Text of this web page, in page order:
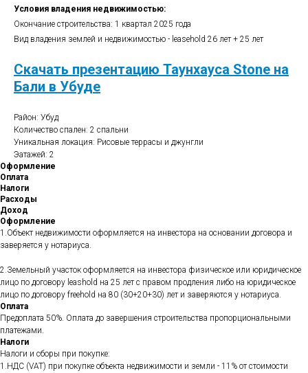
Условия владения недвижимостью:
Окончание строительства: 1 квартал 2025 года
Вид владения землей и недвижимостью - leasehold 26 лет + 25 лет
Скачать презентацию Таунхауса Stone на
Бали в Убуде
Район: Убуд
Количество спален: 2 спальни
Уникальная локация: Рисовые террасы и джунгли
Эатажей: 2
Оформление
Оплата
Налоги
Расходы
Доход
Оформление
1.Объект недвижимости оформляется на инвестора на основании договора и
заверяется у нотариуса.
2.Земельный участок оформляется на инвестора физическое или юридическое
лицо по договору leashold на 25 лет с правом продления либо на юридическое
лицо по договору freehold на 80 (30+20+30) лет и заверяются у нотариуса.
Оплата
Предоплата 50%. Оплата до завершения строительства пропорциональными
платежами.
Налоги
Налоги и сборы при покупке:
1.НДС (VAT) при покупке объекта недвижимости и земли - 11% от стоимости